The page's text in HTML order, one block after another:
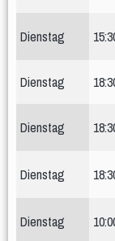
Männliche Jugend
History
mU20 (PSV)
mU18
Tischtennis
Dienstag
Dienstag
Dienstag
Dienstag
Dienstag